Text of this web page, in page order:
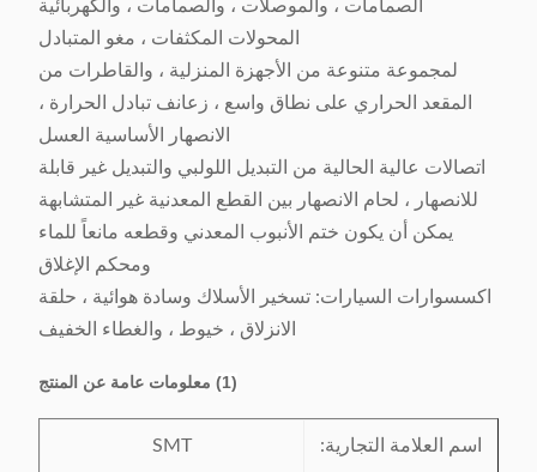
الصمامات ، والموصلات ، والصمامات ، والكهربائية
المحولات المكثفات ، مغو المتبادل
لمجموعة متنوعة من الأجهزة المنزلية ، والقاطرات من
المقعد الحراري على نطاق واسع ، زعانف تبادل الحرارة ،
الانصهار الأساسية العسل
اتصالات عالية الحالية من التبديل اللولبي والتبديل غير قابلة
للانصهار ، لحام الانصهار بين القطع المعدنية غير المتشابهة
يمكن أن يكون ختم الأنبوب المعدني وقطعه مانعاً للماء
ومحكم الإغلاق
اكسسوارات السيارات: تسخير الأسلاك وسادة هوائية ، حلقة
الانزلاق ، خيوط ، والغطاء الخفيف
(1) معلومات عامة عن المنتج
اسم العلامة التجارية: SMT